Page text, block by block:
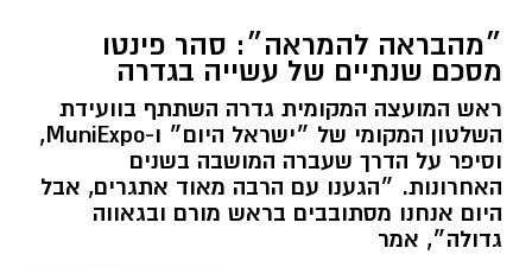
״מהבראה להמראה״: סהר פינטו
מסכם שנתיים של עשייה בגדרה
ראש המועצה המקומית גדרה השתתף בוועידת
השלטון המקומי של ״ישראל היום״ ו-MuniExpo,
וסיפר על הדרך שעברה המושבה בשנים
האחרונות. ״הגענו עם הרבה מאוד אתגרים, אבל
היום אנחנו מסתובבים בראש מורם ובגאווה
גדולה״, אמר